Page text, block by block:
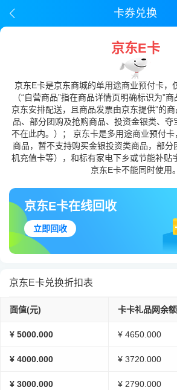
卡券兑换
京东E卡
京东E卡是京东商城的单用途商业预付卡，
（“自营商品”指在商品详情页明确标识为”
京东安排配送，且商品发票由京东提供”的
品、部分团购及抢购商品、投资金银类、夺
不在此内。）； 京东卡是多用途商业预付
商品，暂不支持购买金银投资类商品，部分
机充值卡等），和标有家电下乡或节能补贴
京东E卡不能同时使用。
京东E卡在线回收
立即回收
京东E卡兑换折扣表
面值(元) 卡卡礼品网余
¥ 5000.000 ¥ 4650.000
¥ 4000.000 ¥ 3720.000
¥ 3000.000 ¥ 2790.000